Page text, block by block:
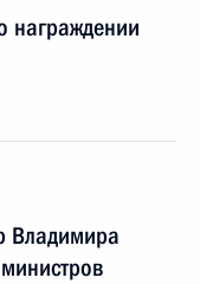
награждении
Владимира